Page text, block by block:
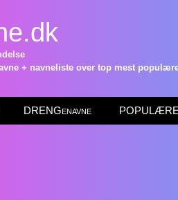
+ navneliste over top mest
DRENGenavne POPULÆRE